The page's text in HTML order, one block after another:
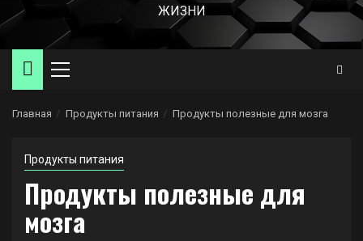
ЖИЗНИ
Основное
Главная Продукты питания Продукты полезные для мозга
Продукты питания
Продукты полезные для
мозга